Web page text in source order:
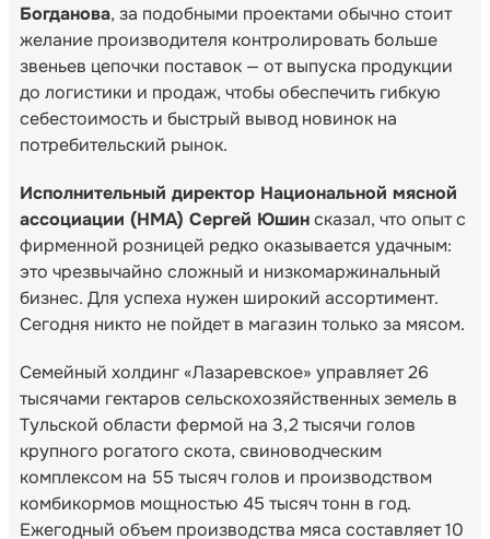
Богданова, за подобными проектами обычно стоит
желание производителя контролировать больше
звеньев цепочки поставок — от выпуска продукции
до логистики и продаж, чтобы обеспечить гибкую
себестоимость и быстрый вывод новинок на
потребительский рынок.
Исполнительный директор Национальной мясной
ассоциации (НМА) Сергей Юшинсказал, что опыт с
фирменной розницей редко оказывается удачным:
это чрезвычайно сложный и низкомаржинальный
бизнес. Для успеха нужен широкий ассортимент.
Сегодня никто не пойдет в магазин только за мясом.
Семейный холдинг «Лазаревское» управляет 26
тысячами гектаров сельскохозяйственных земель в
Тульской области фермой на 3,2 тысячи голов
крупного рогатого скота, свиноводческим
комплексом на 55 тысяч голов и производством
комбикормов мощностью 45 тысяч тонн в год.
Ежегодный объем производства мяса составляет 10